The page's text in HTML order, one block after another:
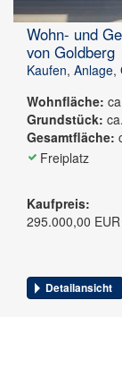
Wohn- und
von Goldberg
Kaufen, Anlage,
Wohnfläche:
Grundstück:
Gesamtfläche:
Freiplatz
Kaufpreis:
295.000,00 EUR
Detailansicht